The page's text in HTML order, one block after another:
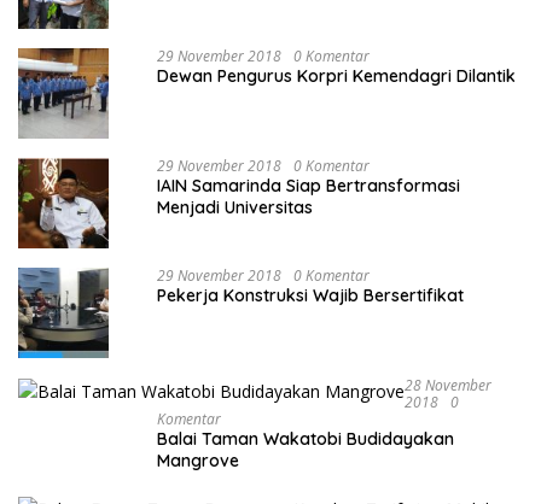
29 November 2018 0 Komentar
Dewan Pengurus Korpri Kemendagri Dilantik
29 November 2018 0 Komentar
IAIN Samarinda Siap Bertransformasi
Menjadi Universitas
29 November 2018 0 Komentar
Pekerja Konstruksi Wajib Bersertifikat
28 November
2018 0
Komentar
Balai Taman Wakatobi Budidayakan
Mangrove